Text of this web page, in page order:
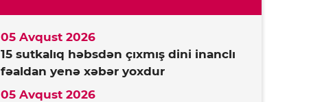
15 sutkalıq həbsdən çıxmış dini inanclı
fəaldan yenə xəbər yoxdur
05 Avqust 2026
05 Avqust 2026